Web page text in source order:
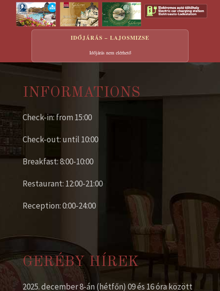
IDŐJÁRÁS – LAJOSMIZSE
Időjárás nem elérhető
INFORMATIONS
Check-in: from 15:00
Check-out: until 10:00
Breakfast: 8:00-10:00
Restaurant: 12:00-21:00
Reception: 0:00-24:00
GERÉBY HÍREK
2025. december 8-án (hétfőn) 09 és 16 óra között